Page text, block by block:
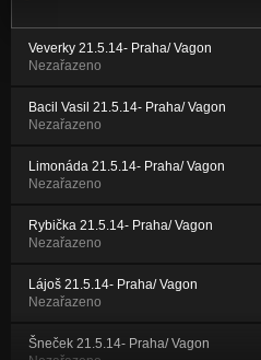
Veverky 21.5.14- Praha/ Vagon
Nezařazeno
Bacil Vasil 21.5.14- Praha/ Vagon
Nezařazeno
Limonáda 21.5.14- Praha/ Vagon
Nezařazeno
Rybička 21.5.14- Praha/ Vagon
Nezařazeno
Lájoš 21.5.14- Praha/ Vagon
Nezařazeno
Šneček 21.5.14- Praha/ Vagon